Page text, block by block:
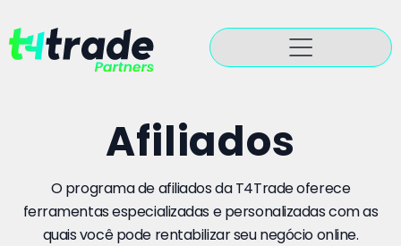
Afiliados
O programa de afiliados da T4Trade oferece
ferramentas especializadas e personalizadas com as
quais você pode rentabilizar seu negócio online.